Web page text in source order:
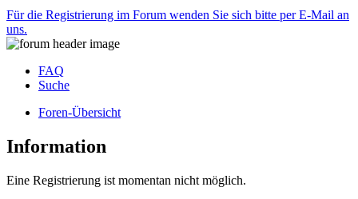
Für die Registrierung im Forum wenden Sie sich bitte per E-Mail an
uns.
FAQ
Suche
Foren-Übersicht
Information
Eine Registrierung ist momentan nicht möglich.